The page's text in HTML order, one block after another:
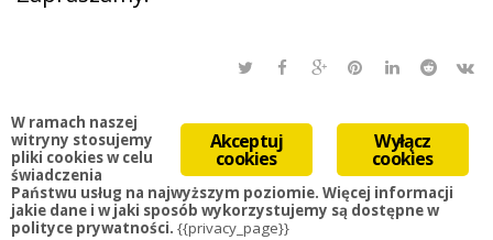
Wyłącz
cookies
Akceptuj
cookies
W ramach naszej
witryny stosujemy
pliki cookies w celu
świadczenia
Państwu usług na najwyższym poziomie. Więcej informacji
jakie dane i w jaki sposób wykorzystujemy są dostępne w
polityce prywatności. {{privacy_page}}